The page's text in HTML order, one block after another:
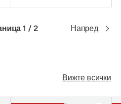
1 / 2 Напред
Вижте всички